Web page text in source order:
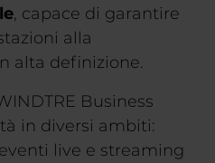
, capace di garantire
alla
alta definizione.
Business
in diversi ambiti:
live e streaming